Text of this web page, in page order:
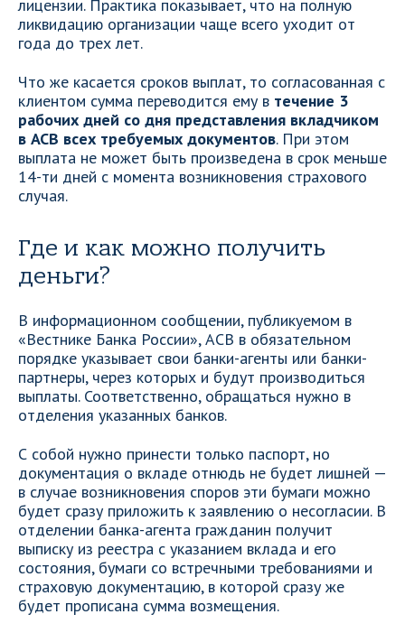
лицензии. Практика показывает, что на полную
ликвидацию организации чаще всего уходит от
года до трех лет.
Что же касается сроков выплат, то согласованная с
клиентом сумма переводится ему в течение 3
рабочих дней со дня представления вкладчиком
в АСВ всех требуемых документов. При этом
выплата не может быть произведена в срок меньше
14-ти дней с момента возникновения страхового
случая.
Где и как можно получить
деньги?
В информационном сообщении, публикуемом в
«Вестнике Банка России», АСВ в обязательном
порядке указывает свои банки-агенты или банки-
партнеры, через которых и будут производиться
выплаты. Соответственно, обращаться нужно в
отделения указанных банков.
С собой нужно принести только паспорт, но
документация о вкладе отнюдь не будет лишней —
в случае возникновения споров эти бумаги можно
будет сразу приложить к заявлению о несогласии. В
отделении банка-агента гражданин получит
выписку из реестра с указанием вклада и его
состояния, бумаги со встречными требованиями и
страховую документацию, в которой сразу же
будет прописана сумма возмещения.